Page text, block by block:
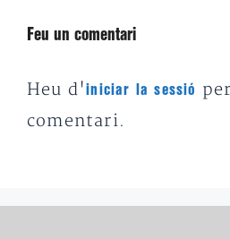
Feu un comentari
Heu d'iniciar la sessió
comentari.